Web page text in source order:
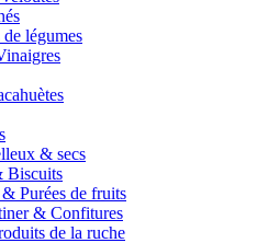
légumes
& secs
Biscuits
Purées de fruits
& Confitures
de la ruche